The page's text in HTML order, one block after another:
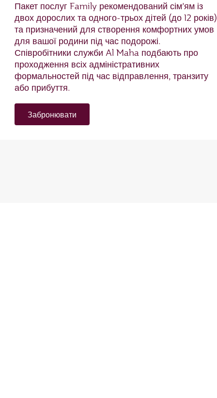
Пакет послуг Family рекомендований сім’ям із
двох дорослих та одного-трьох дітей (до 12 років)
та призначений для створення комфортних умов
для вашої родини під час подорожі.
Співробітники служби Al Maha подбають про
проходження всіх адміністративних
формальностей під час відправлення, транзиту
або прибуття.
Забронювати